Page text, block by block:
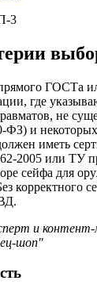
ГОСТа
где
не
и
иметь
2005 или ТУ
сейфа для
корректного
и
шоп"